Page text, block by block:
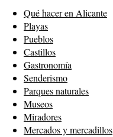
Qué hacer en Alicante
Playas
Pueblos
Castillos
Gastronomía
Senderismo
Parques naturales
Museos
Miradores
Mercados y mercadillos